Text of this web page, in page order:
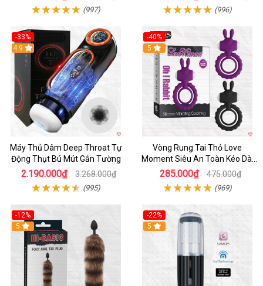
(997) (996)
-33%
Hot
4.9
Máy Thủ Dâm Deep Throat Tự
Động Thụt Bú Mút Gắn Tường
2.190.000₫ 3.268.000₫
(995)
-40%
5
Vòng Rung Tai Thỏ Love
Moment Siêu An Toàn Kéo Dài
Thời Gian
285.000₫ 475.000₫
(969)
-12%
Hot
5
-22%
5